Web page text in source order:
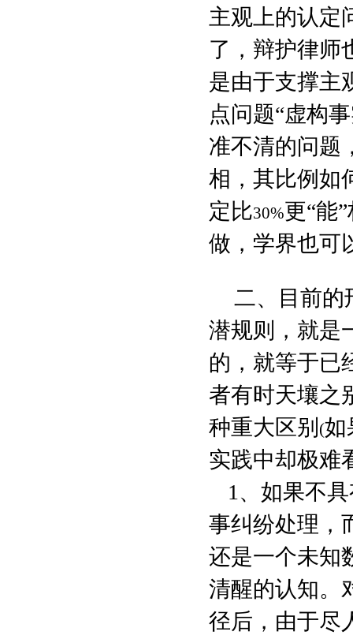
主观上的认定
了，辩护律师
是由于支撑主
点问题“虚构
准不清的问题
相，其比例如
定比30%更“能
做，学界也可
二、目前的
潜规则，就是
的，就等于已
者有时天壤之
种重大区别 (如
实践中却极难
1 、如果不
事纠纷处理，
还是一个未知
清醒的认知。
径后，由于尽